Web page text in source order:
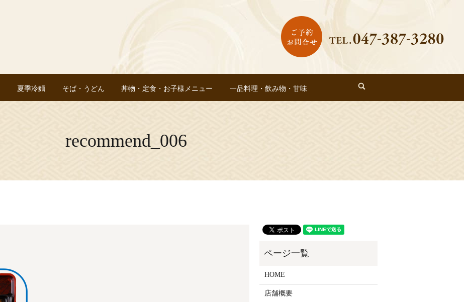
夏季冷麵 そば・うどん 丼物・定食・お子様メニュー 一品料理・飲み物・甘味
recommend_006
HOME
店舗概要